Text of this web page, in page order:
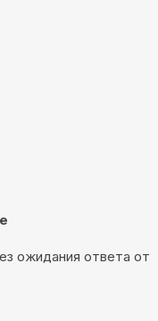
ожидания ответа от